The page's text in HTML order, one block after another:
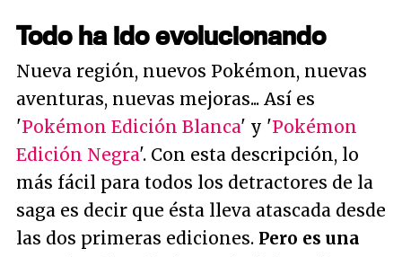
Todo ha ido evolucionando
Nueva región, nuevos Pokémon, nuevas
aventuras, nuevas mejoras... Así es
'Pokémon Edición Blanca' y 'Pokémon
Edición Negra'. Con esta descripción, lo
más fácil para todos los detractores de la
saga es decir que ésta lleva atascada desde
las dos primeras ediciones. Pero es una